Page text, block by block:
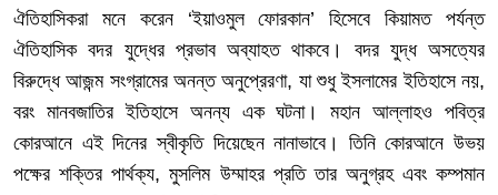
ঐতিহাসিকরা মনে করেন‘ইয়াওমুল ফোরকান’হিসেবে কিয়ামত
পর্যন্ত
ঐতিহাসিক বদর যুদ্ধের প্রভাব অব্যাহত থাকবে। বদর যুদ্ধ অসত্যের
বিরুদ্ধে আজন্ম সংগ্রামের অনন্ত অনুপ্রেরণা, যা শুধু ইসলামের ইতিহাসে নয়,
বরং মানবজাতির ইতিহাসে অনন্য এক ঘটনা। মহান আল্লাহও পবিত্র
কোরআনে এই দিনের স্বীকৃতি দিয়েছেন নানাভাবে। তিনি কোরআনে উভয়
পক্ষের শক্তির পার্থক্য,মুসলিম উম্মাহর প্রতি তার অনুগ্রহ এবং কম্পমান